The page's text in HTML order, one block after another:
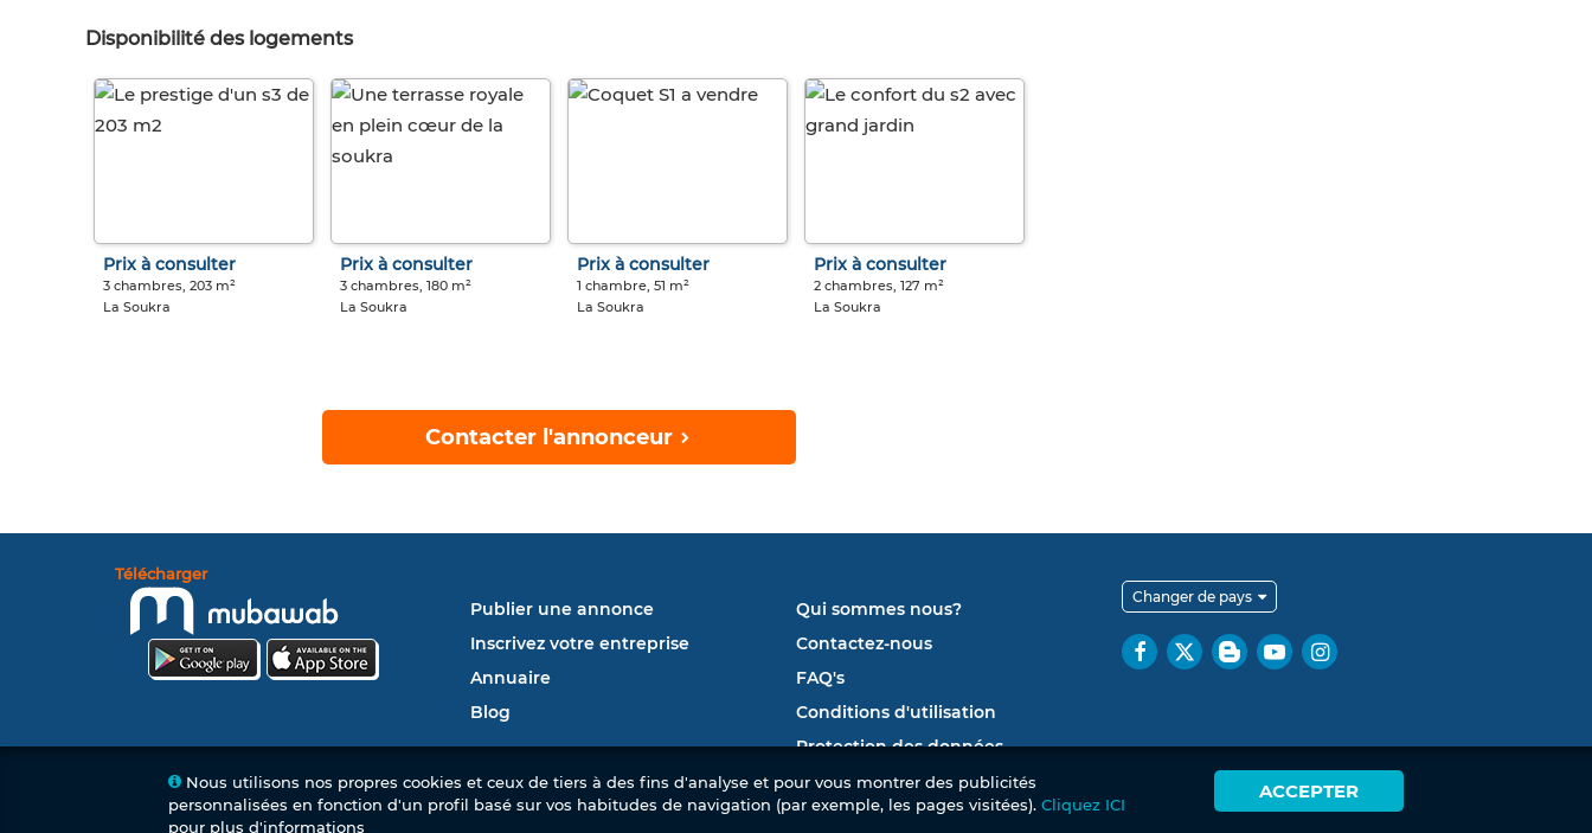
Disponibilité des logements
Prix à consulter
3 chambres, 203 m²
La Soukra
Prix à consulter
3 chambres, 180 m²
La Soukra
Prix à consulter
1 chambre, 51 m²
La Soukra
Prix à consulter
2 chambres, 127 m²
La Soukra
Contacter l'annonceur
Télécharger
Publier une annonce
Inscrivez votre entreprise
Annuaire
Blog
Qui sommes nous?
Contactez-nous
FAQ's
Conditions d'utilisation
Protection des données
Changer de pays
Nous utilisons nos propres cookies et ceux de tiers à des fins d'analyse et pour vous montrer des publicités
personnalisées en fonction d'un profil basé sur vos habitudes de navigation (par exemple, les pages visitées). Cliquez ICI
pour plus d'informations
ACCEPTER